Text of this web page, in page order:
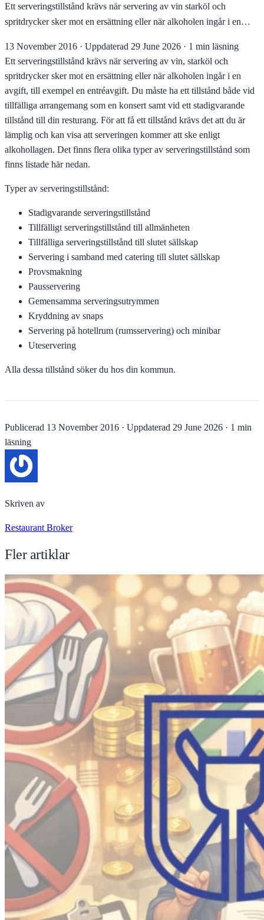
Ett serveringstillstånd krävs när servering av vin starköl och
spritdrycker sker mot en ersättning eller när alkoholen ingår i en…
13 November 2016 · Uppdaterad 29 June 2026 · 1 min läsning
Ett serveringstillstånd krävs när servering av vin, starköl och
spritdrycker sker mot en ersättning eller när alkoholen ingår i en
avgift, till exempel en entréavgift. Du måste ha ett tillstånd både vid
tillfälliga arrangemang som en konsert samt vid ett stadigvarande
tillstånd till din resturang. För att få ett tillstånd krävs det att du är
lämplig och kan visa att serveringen kommer att ske enligt
alkohollagen. Det finns flera olika typer av serveringstillstånd som
finns listade här nedan.
Typer av serveringstillstånd:
Stadigvarande serveringstillstånd
Tillfälligt serveringstillstånd till allmänheten
Tillfälliga serveringstillstånd till slutet sällskap
Servering i samband med catering till slutet sällskap
Provsmakning
Pausservering
Gemensamma serveringsutrymmen
Kryddning av snaps
Servering på hotellrum (rumsservering) och minibar
Uteservering
Alla dessa tillstånd söker du hos din kommun.
Publicerad 13 November 2016 · Uppdaterad 29 June 2026 · 1 min
läsning
Skriven av
Restaurant Broker
Fler artiklar